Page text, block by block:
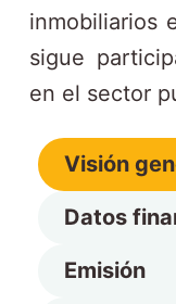
inmobiliarios
sigue
en el sector
Visión
Datos
Emisión